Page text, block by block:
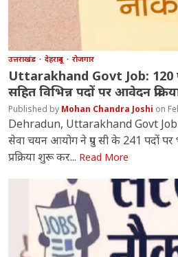
उत्तराखंड देहरादून रोजगार
Uttarakhand Govt Job: 120
सहित विभिन्न पदों पर आवेदन
Mohan Chandra Joshi
Dehradun, Uttarakhand Govt Job
सेवा चयन आयोग ने ग्रुप सी के 241 पदों
प्रक्रिया शुरू कर... Read More